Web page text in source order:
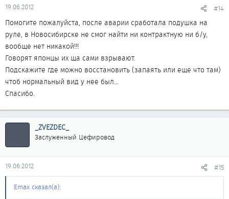
19.06.2012 #14
Помогите пожалуйста, после аварии сработала подушка на
руле, в Новосибирске не смог найти ни контрактную ни б/у,
вообще нет никакой!!!
Говорят японцы их ща сами взрывают.
Подскажите где можно восстановить (запаять или еще что там)
чтоб нормальный вид у нее был...
Спасибо.
_ZVEZDEC_
Заслуженный Цефировод
19.06.2012 #15
Emax сказал(а):